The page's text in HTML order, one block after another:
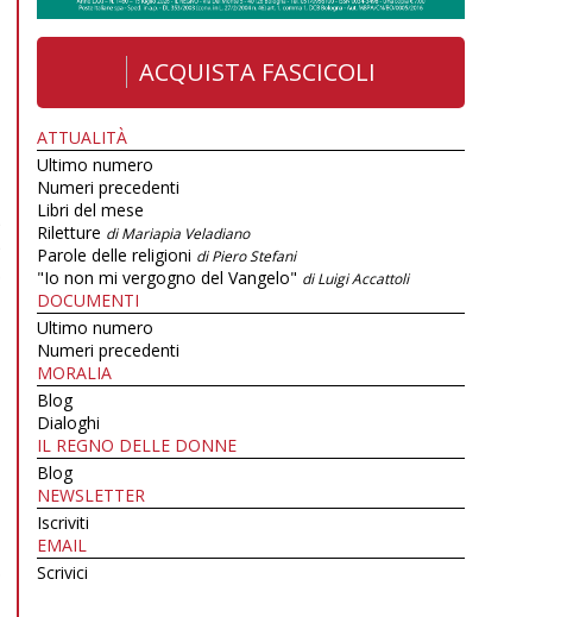
ACQUISTA FASCICOLI
ATTUALITÀ
Ultimo numero
Numeri precedenti
Libri del mese
Riletture di Mariapia Veladiano
Parole delle religioni di Piero Stefani
"Io non mi vergogno del Vangelo" di Luigi Accattoli
DOCUMENTI
Ultimo numero
Numeri precedenti
MORALIA
Blog
Dialoghi
IL REGNO DELLE DONNE
Blog
NEWSLETTER
Iscriviti
EMAIL
Scrivici